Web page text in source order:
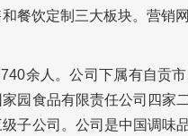
餐饮定制三大板块。营销
余人。公司下属有自贡
园食品有限责任公司四家
子公司。公司是中国调味